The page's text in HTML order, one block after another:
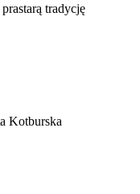
tradycję
Kotburska